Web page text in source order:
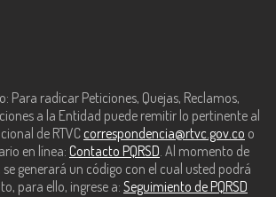
Para radicar Peticiones, Quejas, Reclamos,
a la Entidad puede remitir lo pertinente al
de RTVC correspondencia@rtvc.gov.co o
en línea: Contacto PQRSD. Al momento de
generará un código con el cual usted podrá
para ello, ingrese a: Seguimiento de PQRSD